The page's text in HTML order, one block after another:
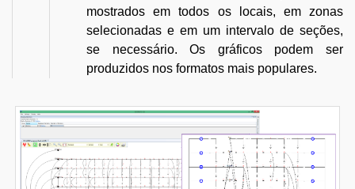
mostrados em todos os locais, em zonas
selecionadas e em um intervalo de seções,
se necessário. Os gráficos podem ser
produzidos nos formatos mais populares.